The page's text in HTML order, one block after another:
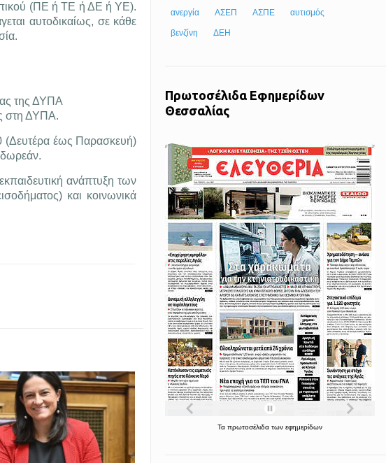
(ΠΕ ή ΤΕ ή ΔΕ ή ΥΕ).
αυτοδικαίως, σε κάθε
της ΔΥΠΑ
στη ΔΥΠΑ.
(Δευτέρα έως Παρασκευή)
ανάπτυξη των
και κοινωνικά
ανεργία ΑΣΕΠ ΑΣΠΕ αυτισμός
βενζίνη ΔΕΗ
Πρωτοσέλιδα Εφημερίδων
Θεσσαλίας
Τα πρωτοσέλιδα των εφημερίδων